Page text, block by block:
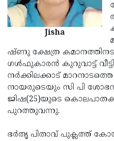
Day
Drug
Campaign
Attukal
Pongala
Holi
2025
Eid
Al-
Fitr
2025
Bill
Controversy
Vishu
Festival
2025
Friday
Easter
Jisha
ഷ്ണു ക്ഷേത്ര
ഗള്‍ഫുകാരന്‍ കുറുവാട്ട്
നര്‍ക്കിലക്കാട്
നായരുടെയും സി പി
ജിഷ(25)യുടെ
പുറത്തുവന്നു.
ഭര്‍തൃ പിതാവ് പുക്ലത്ത്